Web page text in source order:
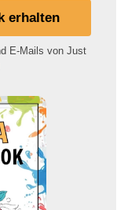
erhalten
E-Mails von Just